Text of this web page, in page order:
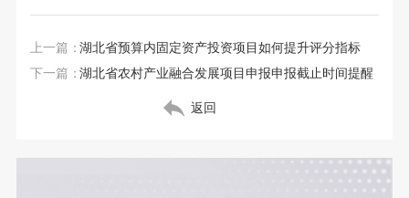
上一篇：湖北省预算内固定资产投资项目如何提升评分指标
下一篇：湖北省农村产业融合发展项目申报申报截止时间提醒
返回